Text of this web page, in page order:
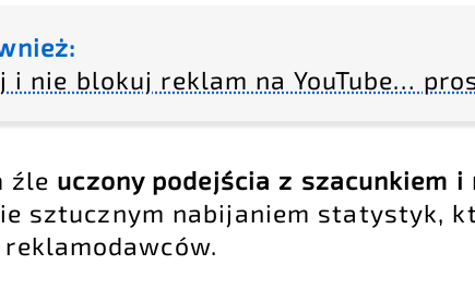
i nie blokuj reklam na YouTube…
źle uczony podejścia z szacunkiem i
sztucznym nabijaniem statystyk,